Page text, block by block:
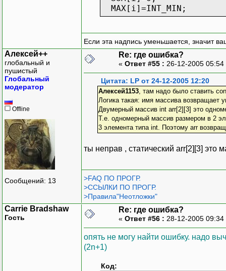
MAX[i]=INT_MIN;
{
SUM[i]+=mtrx[i][j];
if (MAX[i]<mtrx[i][j])
printf ("%d) summary =
}
}
Если эта надпись уменьшается, значит
Алексей++
глобальный и
пушистый
Глобальный
модератор
Offline
Сообщений: 13
Re: где ошибка?
« Ответ #55 : 26-12-2005
Цитата: LP от 24-12-2005 12:20
Алексей1153, там надо было ставить
Логика такая: имя массива возвращает
Двумерный массив int arr[2][3] это
Т.е. одномерный массив размером в 2
3 элемента типа int. Поэтому arr
ты неправ , статический arr[2][3] это
>FAQ ПО ПРОГР.
>ССЫЛКИ ПО ПРОГР.
>Правила"Неотложки"
Carrie Bradshaw
Гость
Re: где ошибка?
« Ответ #56 : 28-12-2005
опять не могу найти ошибку. надо
(2n+1)
Код: